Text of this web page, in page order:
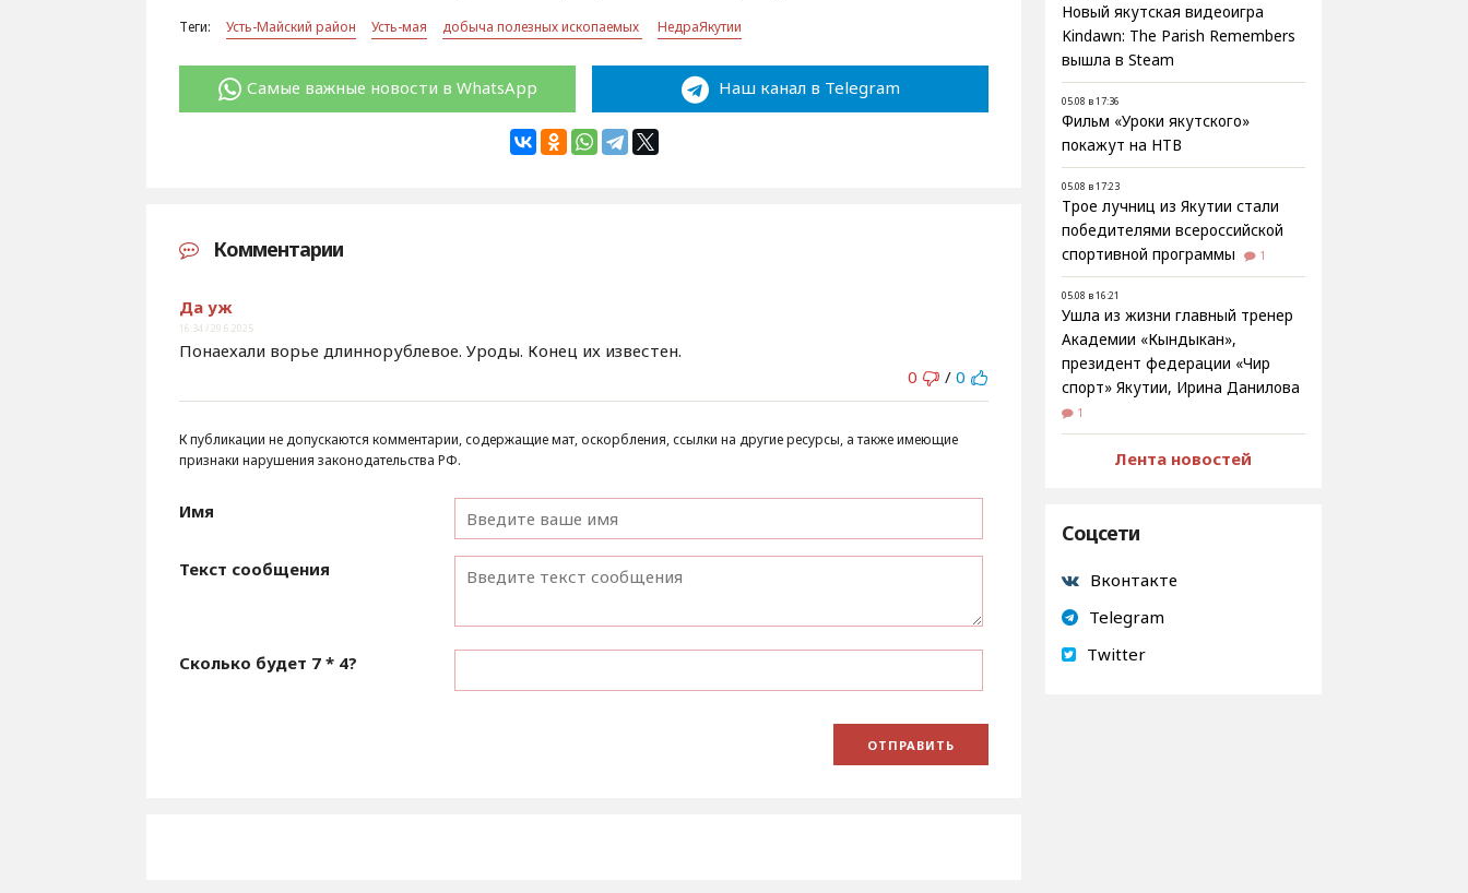
Теги: Усть-Майский район Усть-мая добыча полезных ископаемых НедраЯкутии
Самые важные новости в WhatsApp Наш канал в Telegram
Комментарии
Да уж
16:34 / 29.6.2025
Понаехали ворье длиннорублевое. Уроды. Конец их известен.
0
/ 0
К публикации не допускаются комментарии, содержащие мат, оскорбления, ссылки на другие ресурсы, а также имеющие
признаки нарушения законодательства РФ.
Имя
Текст сообщения
Сколько будет 7 * 4?
Новый якутская видеоигра
Kindawn: The Parish Remembers
вышла в Steam
05.08 в 17:36
Фильм «Уроки якутского»
покажут на НТВ
05.08 в 17:23
Трое лучниц из Якутии стали
победителями всероссийской
спортивной программы
1
05.08 в 16:21
Ушла из жизни главный тренер
Академии «Кындыкан»,
президент федерации «Чир
спорт» Якутии, Ирина Данилова
1
Лента новостей
Соцсети
Вконтакте
Telegram
Twitter